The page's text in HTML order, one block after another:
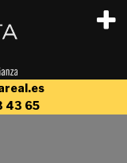
43 65